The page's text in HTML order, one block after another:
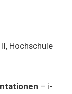
Hochschule
– i-